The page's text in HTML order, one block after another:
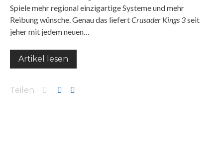
Spiele mehr regional einzigartige Systeme und mehr
Reibung wünsche. Genau das liefertCrusader Kings 3seit
jeher mit jedem neuen…
Artikel lesen
Teilen